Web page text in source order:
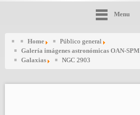
Menu
Home
Público general
Galería imágenes astronómicas OAN-SPM
Galaxias
NGC 2903